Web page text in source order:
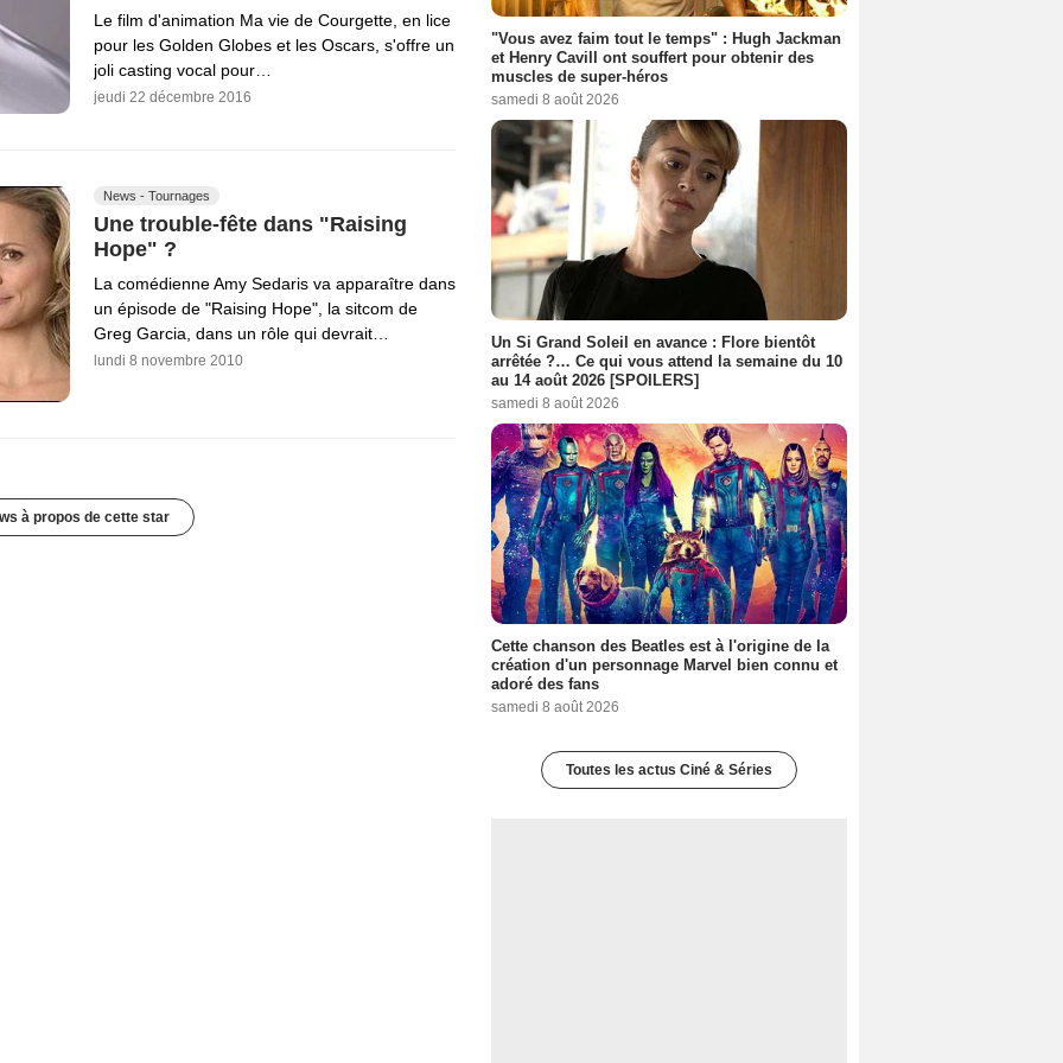
Le film d'animation Ma vie de Courgette, en lice
pour les Golden Globes et les Oscars, s'offre un
joli casting vocal pour…
jeudi 22 décembre 2016
News - Tournages
Une trouble-fête dans "Raising
Hope" ?
La comédienne Amy Sedaris va apparaître dans
un épisode de "Raising Hope", la sitcom de
Greg Garcia, dans un rôle qui devrait…
lundi 8 novembre 2010
à propos de cette star
"Vous avez faim tout le temps" : Hugh Jackman
et Henry Cavill ont souffert pour obtenir des
muscles de super-héros
samedi 8 août 2026
Un Si Grand Soleil en avance : Flore bientôt
arrêtée ?… Ce qui vous attend la semaine du 10
au 14 août 2026 [SPOILERS]
samedi 8 août 2026
Cette chanson des Beatles est à l'origine de la
création d'un personnage Marvel bien connu et
adoré des fans
samedi 8 août 2026
Toutes les actus Ciné & Séries